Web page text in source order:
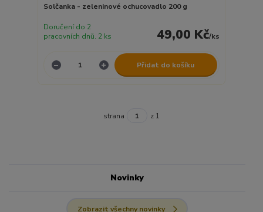
Solčanka - zeleninové ochucovadlo 200 g
49,00 Kč/ks
Doručení do 2
pracovních dnů. 2 ks
Přidat do košíku
strana z 1
Novinky
Zobrazit všechny novinky